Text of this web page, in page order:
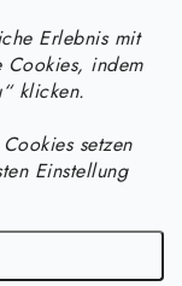
Erlebnis mit
Cookies, indem
klicken.
setzen
Einstellung
Leitfaden
wie kann ich den
herstellt